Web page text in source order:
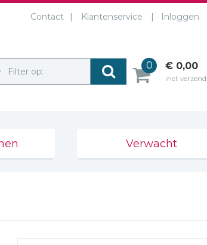
Contact Klantenservice Inloggen
Filter op:
0 € 0,00
incl.
Verwacht